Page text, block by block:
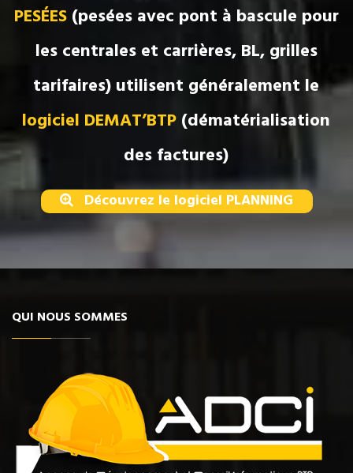
PESÉES (pesées avec pont à bascule pour
les centrales et carrières, BL, grilles
tarifaires) utilisent généralement le
logiciel DEMAT’BTP (dématérialisation
des factures)
Découvrez le logiciel PLANNING
QUI NOUS SOMMES